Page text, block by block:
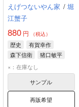
えげつないやん家 / 堀
江蟹子
880円 （税込）
歴史
有賀幸作
森下信衛
猪口敏平
×：在庫なし
サンプル
再販希望